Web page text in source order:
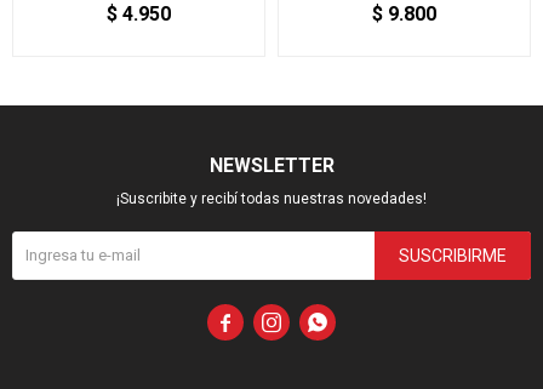
$ 4.950 $ 9.800
NEWSLETTER
¡Suscribite y recibí todas nuestras novedades!
SUSCRIBIRME
  